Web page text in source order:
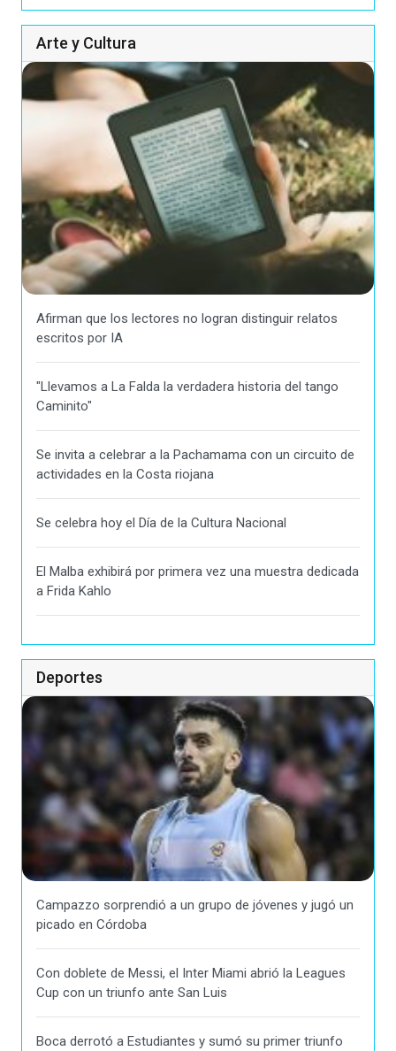
Arte y Cultura
Afirman que los lectores no logran distinguir relatos
escritos por IA
"Llevamos a La Falda la verdadera historia del tango
Caminito"
Se invita a celebrar a la Pachamama con un circuito de
actividades en la Costa riojana
Se celebra hoy el Día de la Cultura Nacional
El Malba exhibirá por primera vez una muestra dedicada
a Frida Kahlo
Deportes
Campazzo sorprendió a un grupo de jóvenes y jugó un
picado en Córdoba
Con doblete de Messi, el Inter Miami abrió la Leagues
Cup con un triunfo ante San Luis
Boca derrotó a Estudiantes y sumó su primer triunfo